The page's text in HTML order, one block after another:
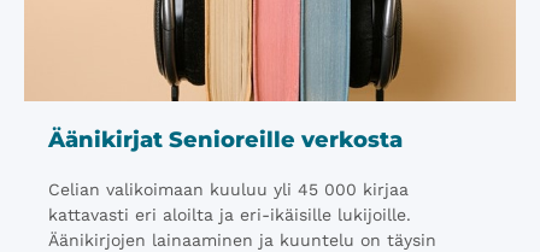
Äänikirjat Senioreille verkosta
Celian valikoimaan kuuluu yli 45 000 kirjaa
kattavasti eri aloilta ja eri-ikäisille lukijoille.
Äänikirjojen lainaaminen ja kuuntelu on täysin